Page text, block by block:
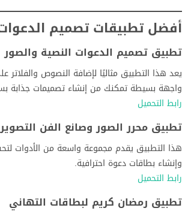
أفضل تطبيقات تصميم الدعوات
تطبيق تصميم الدعوات النصية والصور
يعد هذا التطبيق مثاليًا لإضافة النصوص والفلاتر
واجهة بسيطة تمكنك من إنشاء تصميمات جذابة
رابط التحميل
تطبيق محرر الصور وصانع الفن
هذا التطبيق يقدم مجموعة واسعة من الأدوات
وإنشاء بطاقات دعوة احترافية.
رابط التحميل
تطبيق رمضان كريم لبطاقات التهاني